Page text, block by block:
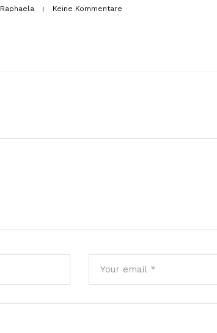
Raphaela Keine Kommentare